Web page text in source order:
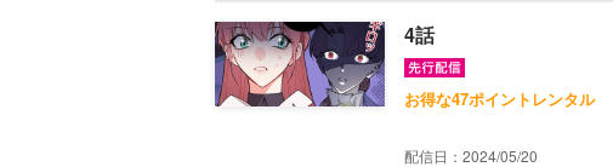
4話
お得な47ポイントレンタル
配信日：2024/05/20